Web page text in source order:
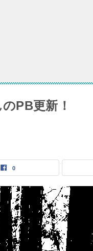
PB更新！
0